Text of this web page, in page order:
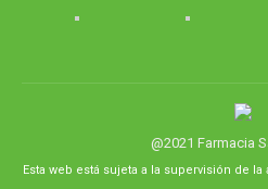
@2021 Farmacia
Esta web está sujeta a la supervisión de